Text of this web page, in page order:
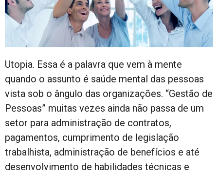
Utopia. Essa é a palavra que vem à mente
quando o assunto é saúde mental das pessoas
vista sob o ângulo das organizações. “Gestão de
Pessoas” muitas vezes ainda não passa de um
setor para administração de contratos,
pagamentos, cumprimento de legislação
trabalhista, administração de benefícios e até
desenvolvimento de habilidades técnicas e